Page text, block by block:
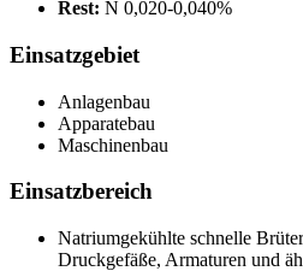
Rest: N 0,020-0,040%
Einsatzgebiet
Anlagenbau
Apparatebau
Maschinenbau
Einsatzbereich
Natriumgekühlte schnelle
Druckgefäße, Armaturen und